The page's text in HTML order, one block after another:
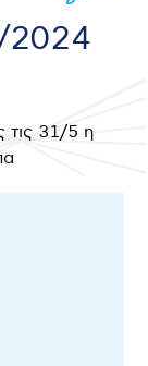
2024
τις 31/5 η